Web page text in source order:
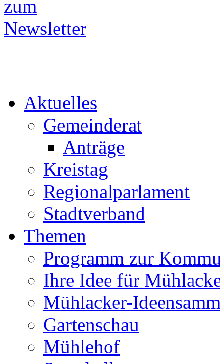
Aktuelles
Gemeinderat
Anträge
Kreistag
Regionalparlament
Stadtverband
Themen
Programm zur
Ihre Idee für
Mühlacker-
Gartenschau
Mühlehof